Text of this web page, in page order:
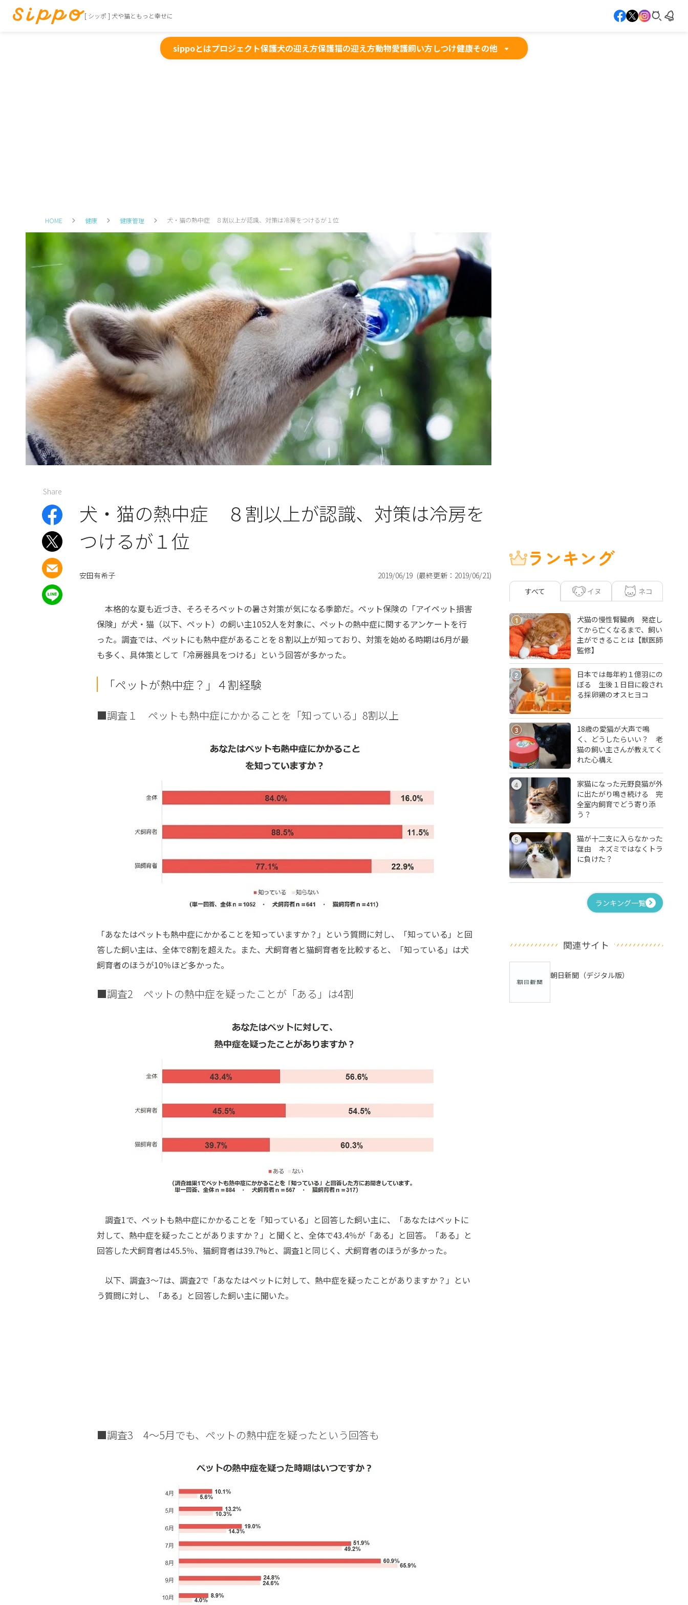
[ シッポ ] 犬や猫ともっと幸せに
sippoとはプロジェクト保護犬の迎え方保護猫の迎え方動物愛護飼い方しつけ健康その他
HOME 健康 健康管理 犬・猫の熱中症 ８割以上が認識、対策は冷房をつけるが１位
Share
犬・猫の熱中症 ８割以上が認識、対策は冷房を
つけるが１位
安田有希子 2019/06/19 (最終更新： 2019/06/21)
本格的な夏も近づき、そろそろペットの暑さ対策が気になる季節だ。ペット保険の「アイペット損害
保険」が犬・猫（以下、ペット）の飼い主1052人を対象に、ペットの熱中症に関するアンケートを行
った。調査では、ペットにも熱中症があることを８割以上が知っており、対策を始める時期は6月が最
も多く、具体策として「冷房器具をつける」という回答が多かった。
「ペットが熱中症？」４割経験
■調査１ ペットも熱中症にかかることを「知っている」8割以上
「あなたはペットも熱中症にかかることを知っていますか？」という質問に対し、「知っている」と回
答した飼い主は、全体で8割を超えた。また、犬飼育者と猫飼育者を比較すると、「知っている」は犬
飼育者のほうが10％ほど多かった。
■調査2 ペットの熱中症を疑ったことが「ある」は4割
調査1で、ペットも熱中症にかかることを「知っている」と回答した飼い主に、「あなたはペットに
対して、熱中症を疑ったことがありますか？」と聞くと、全体で43.4％が「ある」と回答。「ある」と
回答した犬飼育者は45.5％、猫飼育者は39.7%と、調査1と同じく、犬飼育者のほうが多かった。
以下、調査3～7は、調査2で「あなたはペットに対して、熱中症を疑ったことがありますか？」とい
う質問に対し、「ある」と回答した飼い主に聞いた。
■調査3 4～5月でも、ペットの熱中症を疑ったという回答も
ランキング
すべて イヌ ネコ
1
犬猫の慢性腎臓病 発症し
てから亡くなるまで、飼い
主ができることは【獣医師
監修】
2
日本では毎年約１億羽にの
ぼる 生後１日目に殺され
る採卵鶏のオスヒヨコ
3
18歳の愛猫が大声で鳴
く、どうしたらいい？ 老
猫の飼い主さんが教えてく
れた心構え
4
家猫になった元野良猫が外
に出たがり鳴き続ける 完
全室内飼育でどう寄り添
う？
5
猫が十二支に入らなかった
理由 ネズミではなくトラ
に負けた？
ランキング一覧
関連サイト
朝日新聞（デジタル版）